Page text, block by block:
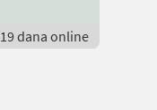
19 dana online